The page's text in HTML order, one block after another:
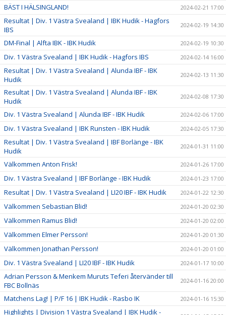
BÄST I HÄLSINGLAND! 2024-02-21 17:00
Resultat | Div. 1 Västra Svealand | IBK Hudik - Hagfors
IBS
2024-02-19 14:30
DM-Final | Alfta IBK - IBK Hudik 2024-02-19 10:30
Div. 1 Västra Svealand | IBK Hudik - Hagfors IBS 2024-02-14 16:00
Resultat | Div. 1 Västra Svealand | Alunda IBF - IBK
Hudik
2024-02-13 11:30
Resultat | Div. 1 Västra Svealand | Alunda IBF - IBK
Hudik
2024-02-08 17:30
Div. 1 Västra Svealand | Alunda IBF - IBK Hudik 2024-02-06 17:00
Div. 1 Västra Svealand | IBK Runsten - IBK Hudik 2024-02-05 17:30
Resultat | Div. 1 Västra Svealand | IBF Borlänge - IBK
Hudik
2024-01-31 11:00
Välkommen Anton Frisk! 2024-01-26 17:00
Div. 1 Västra Svealand | IBF Borlänge - IBK Hudik 2024-01-23 17:00
Resultat | Div. 1 Västra Svealand | LI20 IBF - IBK Hudik 2024-01-22 12:30
Välkommen Sebastian Blid! 2024-01-20 02:30
Välkommen Ramus Blid! 2024-01-20 02:00
Välkommen Elmer Persson! 2024-01-20 01:30
Välkommen Jonathan Persson! 2024-01-20 01:00
Div. 1 Västra Svealand | LI20 IBF - IBK Hudik 2024-01-17 10:00
Adrian Persson & Menkem Muruts Teferi återvänder till
FBC Bollnäs
2024-01-16 20:00
Matchens Lag! | P/F 16 | IBK Hudik - Rasbo IK 2024-01-16 15:30
Highlights | Division 1 Västra Svealand | IBK Hudik -